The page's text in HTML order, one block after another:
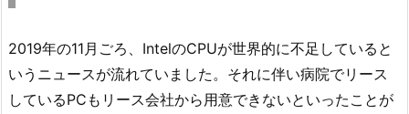
2019年の11月ごろ、IntelのCPUが世界的に不足していると
いうニュースが流れていました。それに伴い病院でリース
しているPCもリース会社から用意できないといったことが